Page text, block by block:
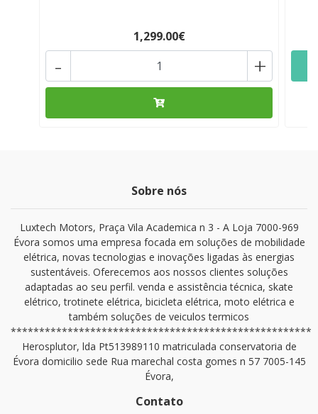
1,299.00€
+
-
Sobre nós
Luxtech Motors, Praça Vila Academica n 3 - A Loja 7000-969
Évora somos uma empresa focada em soluções de mobilidade
elétrica, novas tecnologias e inovações ligadas às energias
sustentáveis. Oferecemos aos nossos clientes soluções
adaptadas ao seu perfil. venda e assistência técnica, skate
elétrico, trotinete elétrica, bicicleta elétrica, moto elétrica e
também soluções de veiculos termicos
*****************************************************
Herosplutor, lda Pt513989110 matriculada conservatoria de
Évora domicilio sede Rua marechal costa gomes n 57 7005-145
Évora,
Contato